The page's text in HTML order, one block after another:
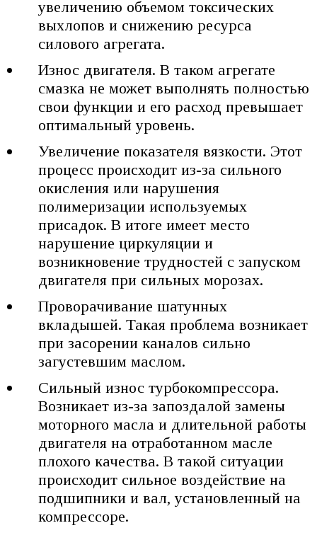
увеличению объемом токсических
выхлопов и снижению ресурса
силового агрегата.
Износ двигателя. В таком агрегате
смазка не может выполнять полностью
свои функции и его расход превышает
оптимальный уровень.
Увеличение показателя вязкости. Этот
процесс происходит из-за сильного
окисления или нарушения
полимеризации используемых
присадок. В итоге имеет место
нарушение циркуляции и
возникновение трудностей с запуском
двигателя при сильных морозах.
Проворачивание шатунных
вкладышей. Такая проблема возникает
при засорении каналов сильно
загустевшим маслом.
Сильный износ турбокомпрессора.
Возникает из-за запоздалой замены
моторного масла и длительной работы
двигателя на отработанном масле
плохого качества. В такой ситуации
происходит сильное воздействие на
подшипники и вал, установленный на
компрессоре.